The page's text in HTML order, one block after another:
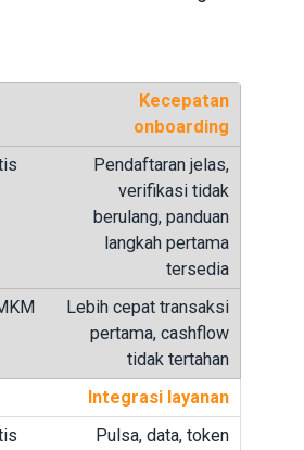
Kecepatan
onboarding
Pendaftaran jelas,
verifikasi tidak
berulang, panduan
langkah pertama
tersedia
Lebih cepat transaksi
pertama, cashflow
tidak tertahan
Integrasi layanan
Pulsa, data, token